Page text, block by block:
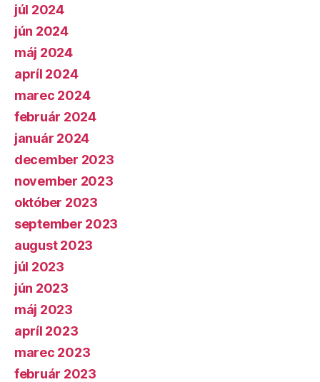
júl 2024
jún 2024
máj 2024
apríl 2024
marec 2024
február 2024
január 2024
december 2023
november 2023
október 2023
september 2023
august 2023
júl 2023
jún 2023
máj 2023
apríl 2023
marec 2023
február 2023